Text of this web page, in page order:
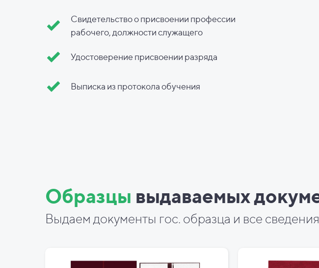
Свидетельство о присвоении профессии
рабочего, должности служащего
Удостоверение присвоении разряда
Выписка из протокола обучения
Образцы выдаваемых
Выдаем документы гос. образца и все